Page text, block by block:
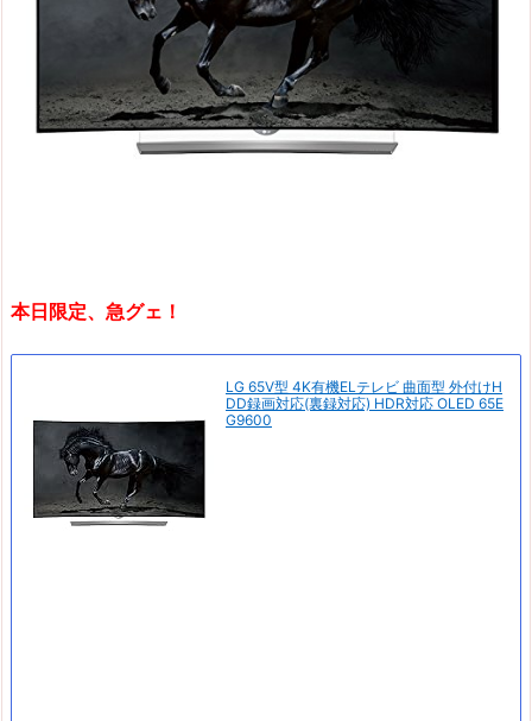
本日限定、急グェ！
LG 65V型 4K有機ELテレビ 曲面型 外付けH
DD録画対応(裏録対応) HDR対応 OLED 65E
G9600